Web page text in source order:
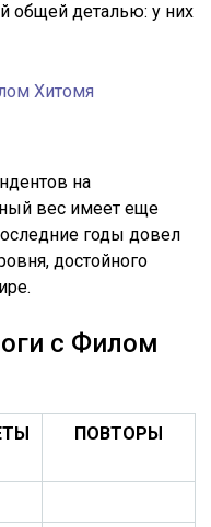
общей деталью: у них
на
вес имеет еще
годы довел
достойного
с Филом
ПОВТОРЫ